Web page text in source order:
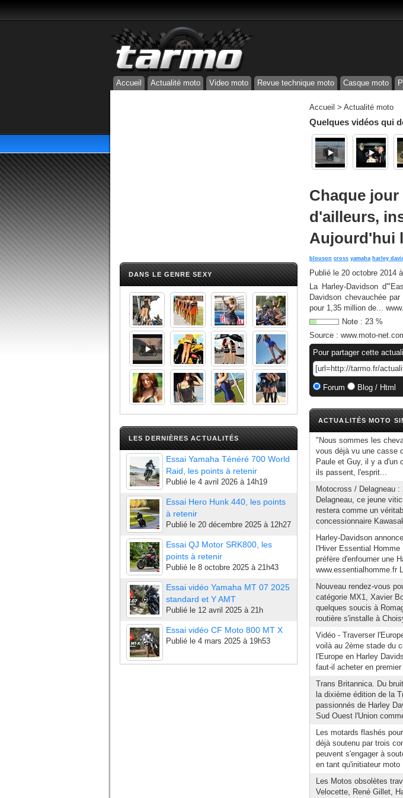
Accueil Actualité moto Video moto Revue technique moto Casque moto
DANS LE GENRE SEXY
LES DERNIÈRES ACTUALITÉS
Essai Yamaha Ténéré 700 World
Raid, les points à retenir
Publié le 4 avril 2026 à 14h19
Essai Hero Hunk 440, les points
à retenir
Publié le 20 décembre 2025 à 12h27
Essai QJ Motor SRK800, les
points à retenir
Publié le 8 octobre 2025 à 21h43
Essai vidéo Yamaha MT 07 2025
standard et Y AMT
Publié le 12 avril 2025 à 21h
Essai vidéo CF Moto 800 MT X
Publié le 4 mars 2025 à 19h53
Accueil > Actualité moto
Quelques vidéos qui
Chaque
d'ailleurs,
Aujourd'hui
blouson cross yamaha harley
Publié le 20 octobre 2014
La Harley-Davidson
Davidson chevauchée
pour 1,35 million de...
Note : 23 %
Source : www.moto-
Pour partager cette
Forum Blog / Html
ACTUALITÉS MOTO
"Nous sommes les
vous déjà vu une casse
Paule et Guy, il y a d'un
ils passent, l'esprit...
Motocross / Delagneau
Delagneau, ce jeune
restera comme un
concessionnaire
Harley-Davidson
l'Hiver Essential
préfère d'enfourner une
www.essentialhomme.fr
Nouveau rendez-vous
catégorie MX1, Xavier
quelques soucis à
routière s'installe à
Vidéo - Traverser
voilà au 2ème stade du
l'Europe en Harley
faut-il acheter en premier
Trans Britannica. Du
la dixième édition de la
passionnés de Harley
Sud Ouest l'Union
Les motards flashés
déjà soutenu par trois
peuvent s'engager à
en tant qu'initiateur moto
Les Motos obsolètes
Velocette, René Gillet,